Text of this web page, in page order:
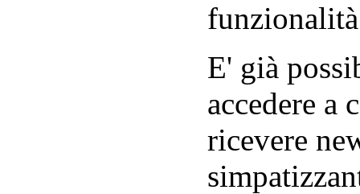
E' già
accedere a
ricevere